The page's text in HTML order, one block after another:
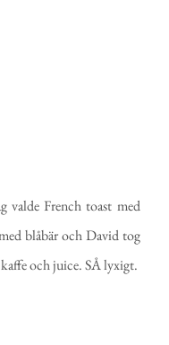
valde French toast med
blåbär och David tog
och juice. SÅ lyxigt.